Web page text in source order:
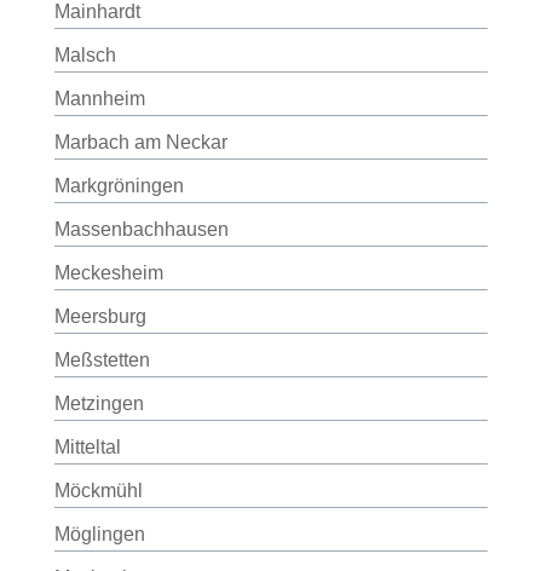
Mainhardt
Malsch
Mannheim
Marbach am Neckar
Markgröningen
Massenbachhausen
Meckesheim
Meersburg
Meßstetten
Metzingen
Mitteltal
Möckmühl
Möglingen